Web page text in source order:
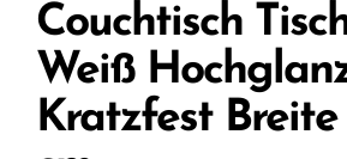
Couchtisch
Weiß
Kratzfest Breite